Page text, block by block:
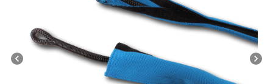
chevron_left chevron_right